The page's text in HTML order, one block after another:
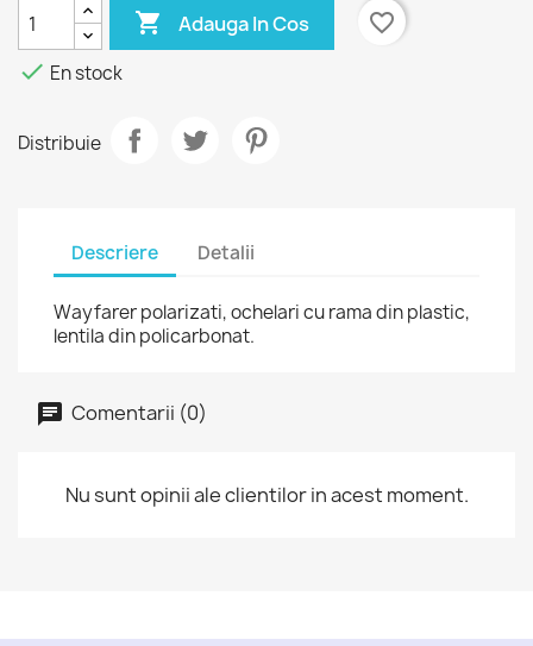
 Adauga In Cos
favorite_border
 En stock
Distribuie
Descriere Detalii
Wayfarer polarizati, ochelari cu rama din plastic,
lentila din policarbonat.
Comentarii (0)
Nu sunt opinii ale clientilor in acest moment.